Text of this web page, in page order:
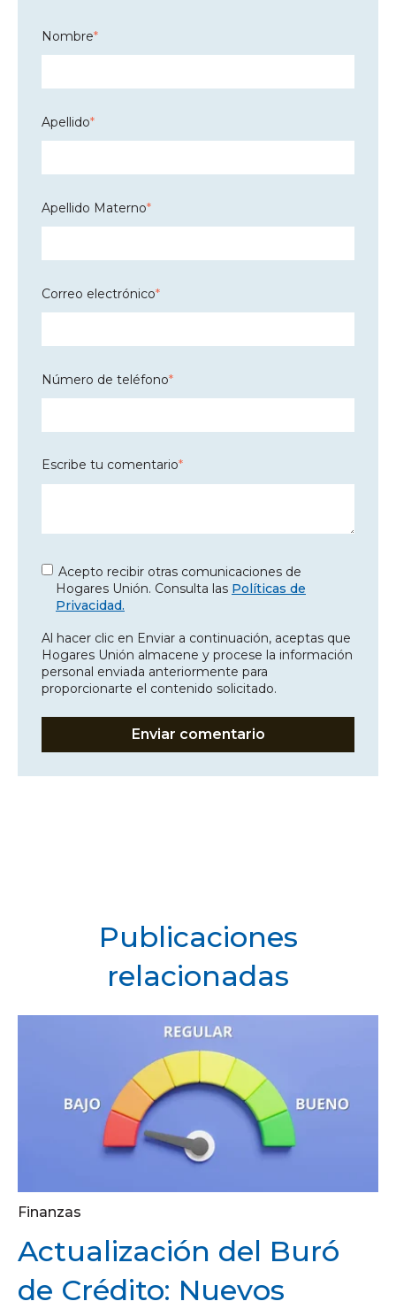
Nombre*
Apellido*
Apellido Materno*
Correo electrónico*
Número de teléfono*
Escribe tu comentario*
Acepto recibir otras comunicaciones de
Hogares Unión. Consulta las Políticas de
Privacidad.
Al hacer clic en Enviar a continuación, aceptas que
Hogares Unión almacene y procese la información
personal enviada anteriormente para
proporcionarte el contenido solicitado.
Publicaciones
relacionadas
Finanzas
Actualización del Buró
de Crédito: Nuevos